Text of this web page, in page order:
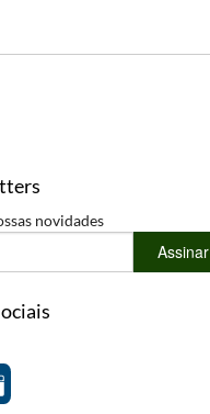
novidades
Assinar